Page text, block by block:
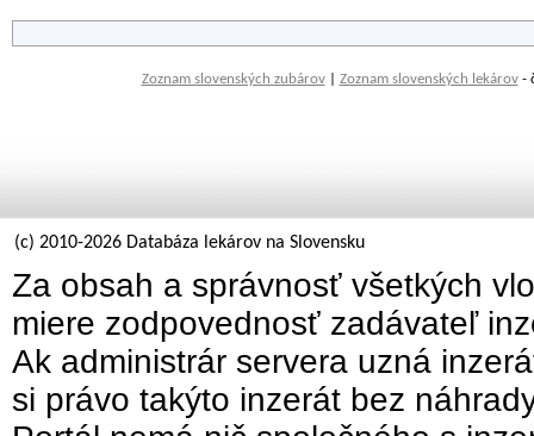
Zoznam slovenských zubárov| Zoznam slovenských lekárov-
(c) 2010-2026 Databáza lekárov na Slovensku
Za obsah a správnosť všetkých
miere zodpovednosť zadávateľ
Ak administrár servera uzná
si právo takýto inzerát bez